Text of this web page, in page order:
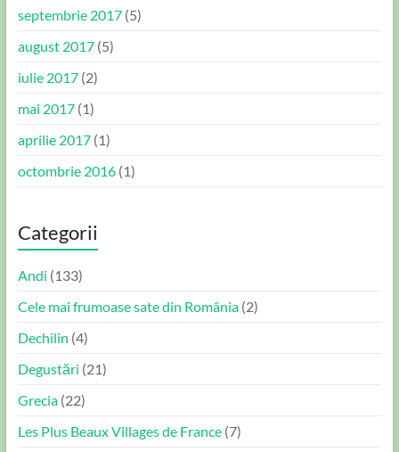
septembrie 2017(5)
august 2017(5)
iulie 2017(2)
mai 2017(1)
aprilie 2017(1)
octombrie 2016(1)
Categorii
Andi (133)
Cele mai frumoase sate din România(2)
Dechilin (4)
Degustări (21)
Grecia(22)
Les Plus Beaux Villages de France(7)